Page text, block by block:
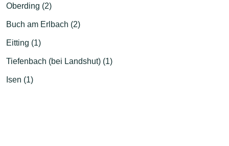
Oberding (2)
Buch am Erlbach (2)
Eitting (1)
Tiefenbach (bei Landshut) (1)
Isen (1)